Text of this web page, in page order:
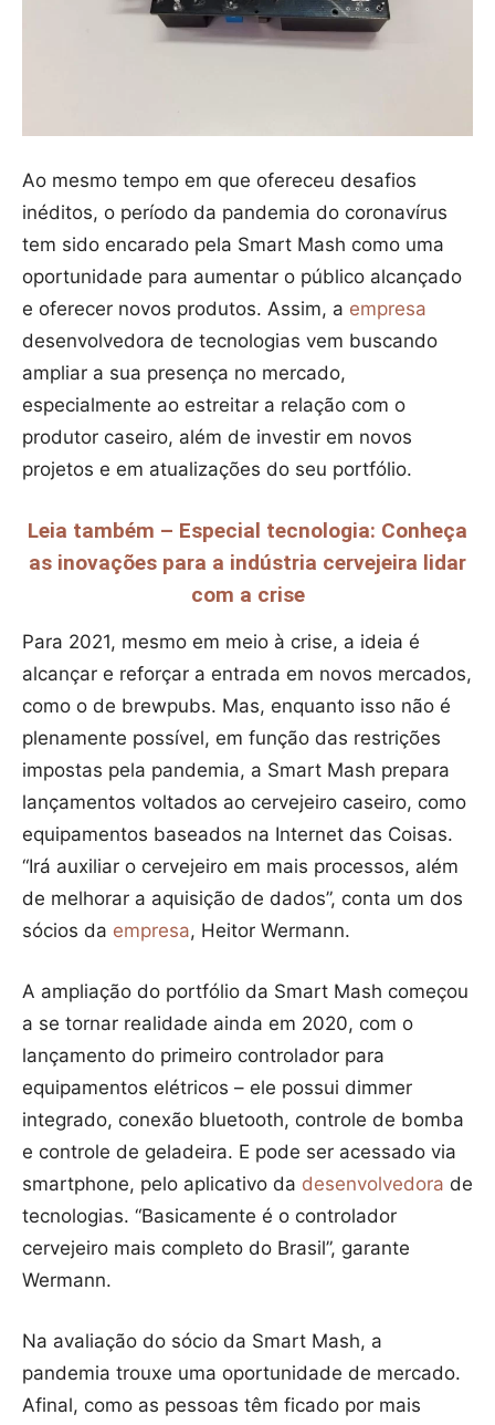
Ao mesmo tempo em que ofereceu desafios
inéditos, o período da pandemia do coronavírus
tem sido encarado pela Smart Mash como uma
oportunidade para aumentar o público alcançado
e oferecer novos produtos. Assim, a empresa
desenvolvedora de tecnologias vem buscando
ampliar a sua presença no mercado,
especialmente ao estreitar a relação com o
produtor caseiro, além de investir em novos
projetos e em atualizações do seu portfólio.
Leia também – Especial tecnologia: Conheça
as inovações para a indústria cervejeira lidar
com a crise
Para 2021, mesmo em meio à crise, a ideia é
alcançar e reforçar a entrada em novos mercados,
como o de brewpubs. Mas, enquanto isso não é
plenamente possível, em função das restrições
impostas pela pandemia, a Smart Mash prepara
lançamentos voltados ao cervejeiro caseiro, como
equipamentos baseados na Internet das Coisas.
“Irá auxiliar o cervejeiro em mais processos, além
de melhorar a aquisição de dados”, conta um dos
sócios da empresa, Heitor Wermann.
A ampliação do portfólio da Smart Mash começou
a se tornar realidade ainda em 2020, com o
lançamento do primeiro controlador para
equipamentos elétricos – ele possui dimmer
integrado, conexão bluetooth, controle de bomba
e controle de geladeira. E pode ser acessado via
smartphone, pelo aplicativo da desenvolvedora de
tecnologias. “Basicamente é o controlador
cervejeiro mais completo do Brasil”, garante
Wermann.
Na avaliação do sócio da Smart Mash, a
pandemia trouxe uma oportunidade de mercado.
Afinal, como as pessoas têm ficado por mais